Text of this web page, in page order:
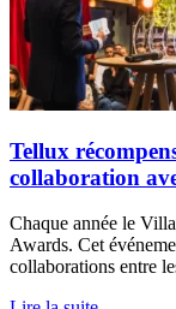
Tellux
collaboration
Chaque année le
Awards. Cet
collaborations entre